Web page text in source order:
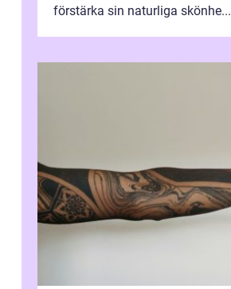
förstärka sin naturliga skönhe...